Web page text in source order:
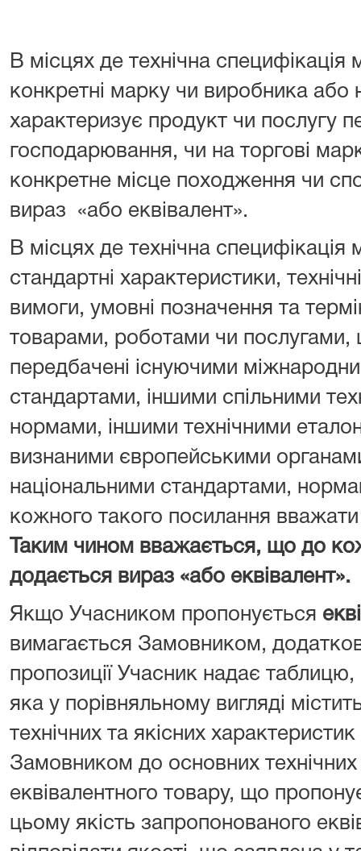
В місцях де технічна специфікація
конкретні марку чи виробника
характеризує продукт чи послугу
господарювання, чи на торгові
конкретне місце походження чи
вираз «або еквівалент».
В місцях де технічна специфікація
стандартні характеристики,
вимоги, умовні позначення та
товарами, роботами чи послугами,
передбачені існуючими
стандартами, іншими спільними
нормами, іншими технічними
визнаними європейськими
національними стандартами,
кожного такого посилання вважати
Таким чином вважається, що до
додається вираз «або еквівалент».
Якщо Учасником пропонується
вимагається Замовником,
пропозиції Учасник надає
яка у порівняльному вигляді
технічних та якісних
Замовником до основних технічних
еквівалентного товару, що
цьому якість запропонованого